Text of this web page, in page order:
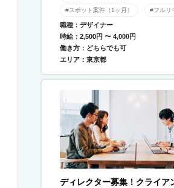
#スポット案件（1ヶ月） #フルリ
職種：デザイナー
時給：2,500円 〜 4,000円
働き方：どちらでも可
エリア：東京都
ディレクター募集！クライア